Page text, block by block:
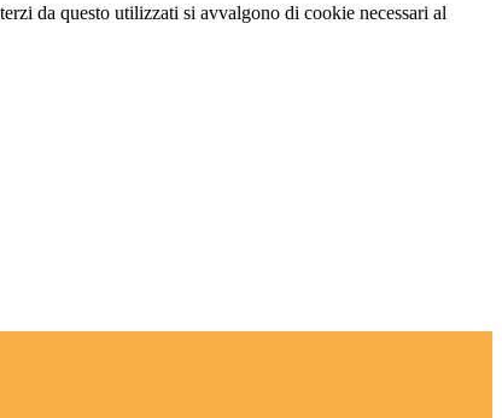
da questo utilizzati si avvalgono di cookie necessari al